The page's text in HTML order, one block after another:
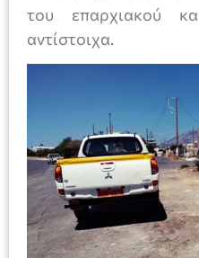
του επαρχιακού
αντίστοιχα.